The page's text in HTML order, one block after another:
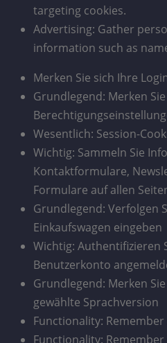
targeting cookies.
Advertising: Gather
information such as
Merken Sie sich Ihre
Grundlegend: Merken
Wesentlich: Session-
Wichtig: Sammeln Sie
Kontaktformulare,
Formulare auf allen
Grundlegend: Verfolgen
Einkaufswagen eingeben
Wichtig: Authentifizieren
Benutzerkonto
Grundlegend: Merken
gewählte Sprachversion
Functionality:
Functionality: